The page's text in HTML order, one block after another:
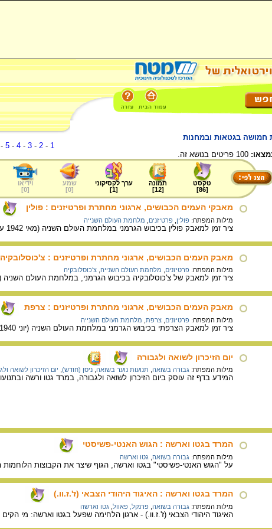
חמושה בגטאות ובמחנות
1
-
2
-
3
-
4
-
5
טקסט
[
86
]
תמונה
[
12
]
ערך לקסיקוני
[
1
]
שמע
[
0
]
וידיאו
[
0
]
מאבקי העמים הכבושים, ארגוני מחתרת ופרטיזנים : פולין
מילות המפתח: פולין פרטיזנים מלחמת העולם השנייה
ציר זמן למאבק פולין בכיבוש הגרמני במלחמת העולם השניה (מאי 1942 עד אוקטובר 1944).
מאבק העמים הכבושים, ארגוני מחתרת ופרטיזנים : צ'כוסלובקיה
מילות המפתח: פרטיזנים מלחמת העולם השנייה צ'כוסלובקיה
ציר זמן למאבק של צ'כוסלובקיה בכיבוש הגרמני, במלחמת העולם השניה (ספטמבר 1939 עד
מאבק העמים הכבושים, ארגוני מחתרת ופרטיזנים : צרפת
מילות המפתח: פרטיזנים צרפת מלחמת העולם השנייה
ציר זמן למאבק הצרפתי בכיבוש הגרמני במלחמת העולם השניה (יוני 1940 עד אוגוסט 1944).
יום הזיכרון לשואה ולגבורה
מילות המפתח: גבורה בשואה תנועות נוער בשואה ניסן (חודש) יום הזיכרון לשואה
המידע בדף זה עוסק ביום הזיכרון לשואה ולגבורה, במרד גטו ורשה
המרד בגטו וארשה : הגוש האנטי-פשיסטי
מילות המפתח: גבורה בשואה גטו וארשה
על "הגוש האנטי-פשיסטי" בגטו וארשה, הגוף שיצר את הקבוצות הלוחמות
המרד בגטו וארשה : האיגוד היהודי הצבאי (ז'.ז.וו.)
מילות המפתח: גבורה בשואה פרנקל, פאוול גטו וארשה
האיגוד היהודי הצבאי (ז'.ז.וו.) - ארגון הלחימה שפעל בגטו וארשה: מי הקים